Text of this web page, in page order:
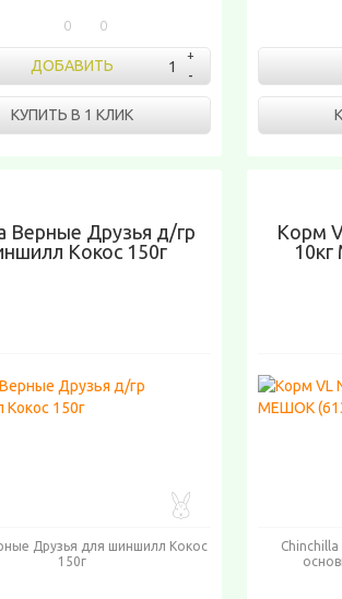
0 0
ДОБАВИТЬ
КУПИТЬ В 1 КЛИК
Верные Друзья д/гр
Кокос 150г
Друзья для шиншилл Кокос
150г
Корм